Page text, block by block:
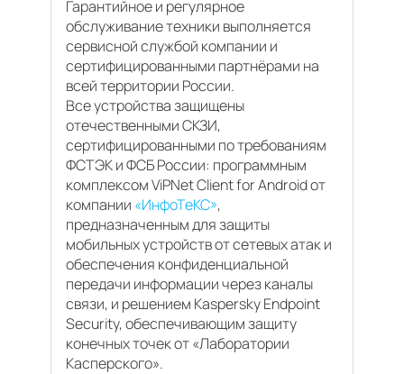
Гарантийное и регулярное
обслуживание техники выполняется
сервисной службой компании и
сертифицированными партнёрами на
всей территории России.
Все устройства защищены
отечественными СКЗИ,
сертифицированными по требованиям
ФСТЭК и ФСБ России: программным
комплексом ViPNet Client for Android от
компании «ИнфоТеКС»,
предназначенным для защиты
мобильных устройств от сетевых атак и
обеспечения конфиденциальной
передачи информации через каналы
связи, и решением Kaspersky Endpoint
Security, обеспечивающим защиту
конечных точек от «Лаборатории
Касперского».